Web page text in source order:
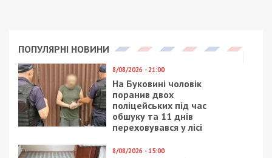
ПОПУЛЯРНІ НОВИНИ
8/08/2026 - 21:00
На Буковині чоловік
поранив двох
поліцейських під час
обшуку та 11 днів
переховувався у лісі
8/08/2026 - 15:00